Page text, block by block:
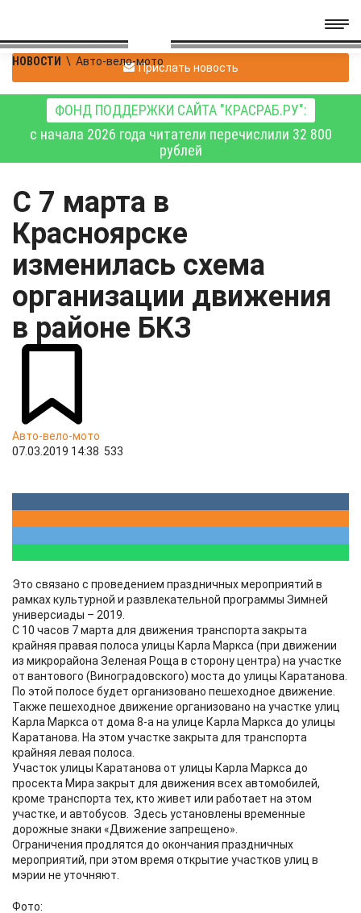
НОВОСТИ \ Авто-вело-мотоПрислать новость
ФОНД ПОДДЕРЖКИ САЙТА "КРАСРАБ.РУ":
с начала 2026 года читатели перечислили 32 800
рублей
С 7 марта в
Красноярске
изменилась схема
организации движения
в районе БКЗ
Авто-вело-мото
07.03.2019 14:38 533
Это связано с проведением праздничных мероприятий в
рамках культурной и развлекательной программы Зимней
универсиады – 2019.
С 10 часов 7 марта для движения транспорта закрыта
крайняя правая полоса улицы Карла Маркса (при движении
из микрорайона Зеленая Роща в сторону центра) на участке
от вантового (Виноградовского) моста до улицы Каратанова.
По этой полосе будет организовано пешеходное движение.
Также пешеходное движение организовано на участке улиц
Карла Маркса от дома 8-а на улице Карла Маркса до улицы
Каратанова. На этом участке закрыта для транспорта
крайняя левая полоса.
Участок улицы Каратанова от улицы Карла Маркса до
просекта Мира закрыт для движения всех автомобилей,
кроме транспорта тех, кто живет или работает на этом
участке, и автобусов. Здесь установлены временные
дорожные знаки «Движение запрещено».
Ограничения продлятся до окончания праздничных
мероприятий, при этом время открытие участков улиц в
мэрии не уточняют.
Фото: